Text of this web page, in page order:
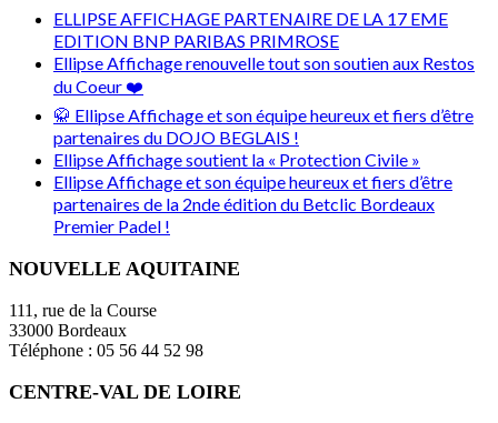
ELLIPSE AFFICHAGE PARTENAIRE DE LA 17 EME
EDITION BNP PARIBAS PRIMROSE
Ellipse Affichage renouvelle tout son soutien aux Restos
du Coeur ❤️
🥋 Ellipse Affichage et son équipe heureux et fiers d’être
partenaires du DOJO BEGLAIS !
Ellipse Affichage soutient la « Protection Civile »
Ellipse Affichage et son équipe heureux et fiers d’être
partenaires de la 2nde édition du Betclic Bordeaux
Premier Padel !
NOUVELLE AQUITAINE
111, rue de la Course
33000 Bordeaux
Téléphone : 05 56 44 52 98
CENTRE-VAL DE LOIRE